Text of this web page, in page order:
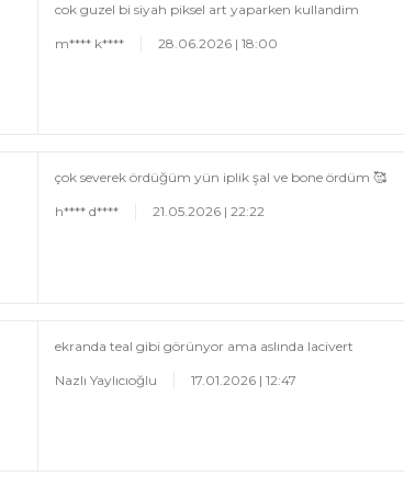
cok guzel bi siyah piksel art yaparken kullandim
m**** k**** 28.06.2026 | 18:00
çok severek ördüğüm yün iplik şal ve bone ördüm 🥰
h**** d**** 21.05.2026 | 22:22
ekranda teal gibi görünyor ama aslında lacivert
Nazlı Yaylıcıoğlu 17.01.2026 | 12:47